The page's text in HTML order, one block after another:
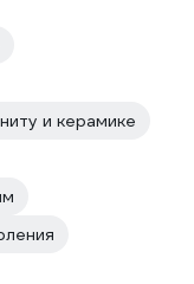
и керамике